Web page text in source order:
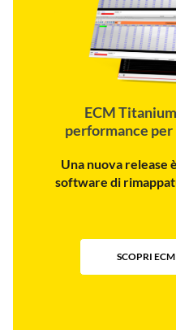
ECM
performance
Una nuova release
software di
SCOPRI